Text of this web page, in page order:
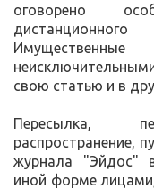
оговорено
свою статью и в
Пересылка,
распространение,
журнала "Эйдос"
иной форме